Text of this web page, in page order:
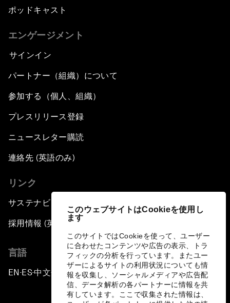
このウェブサイトはCookieを使用し
ます
このサイトではCookieを使って、ユーザー
に合わせたコンテンツや広告の表示、トラ
フィックの分析を行っています。またユー
ザーによるサイトの利用状況についても情
報を収集し、ソーシャルメディアや広告配
信、データ解析の各パートナーに情報を共
有しています。ここで収集された情報は、
ポッドキャスト
エンゲージメント
サインイン
パートナー（組織）について
参加する（個人、組織）
プレスリリース登録
ニュースレター購読
連絡先 (英語のみ)
リンク
サステナビリティへの取り組み
採用情報 (英語のみ)
言語
EN ▪ES▪中文▪ 日本語